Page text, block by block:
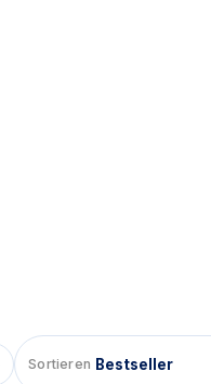
Sortieren